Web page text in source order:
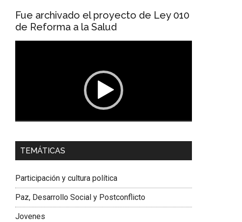
Fue archivado el proyecto de Ley 010
de Reforma a la Salud
Dra. Carolina Corcho Mejía,
Latinoamericana Sur, Vicepresidenta Federación
TEMÁTICAS
Participación y cultura política
Paz, Desarrollo Social y Postconflicto
Jovenes